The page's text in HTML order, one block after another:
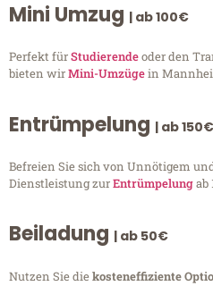
Mini Umzug | ab 100€
Perfekt fürStudierendeoder den
bieten wirMini-Umzügein
Entrümpelung | ab 150€
Befreien Sie sich von Unnötigem
Dienstleistung zurEntrümpelungab
Beiladung | ab 50€
Nutzen Sie diekosteneffiziente